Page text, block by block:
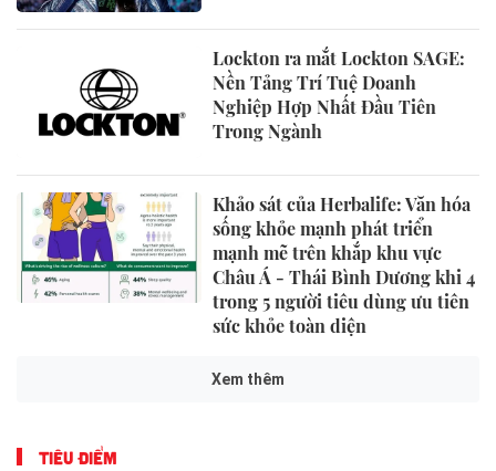
Lockton ra mắt Lockton SAGE:
Nền Tảng Trí Tuệ Doanh
Nghiệp Hợp Nhất Đầu Tiên
Trong Ngành
Khảo sát của Herbalife: Văn hóa
sống khỏe mạnh phát triển
mạnh mẽ trên khắp khu vực
Châu Á - Thái Bình Dương khi 4
trong 5 người tiêu dùng ưu tiên
sức khỏe toàn diện
Xem thêm
TIÊU ĐIỂM